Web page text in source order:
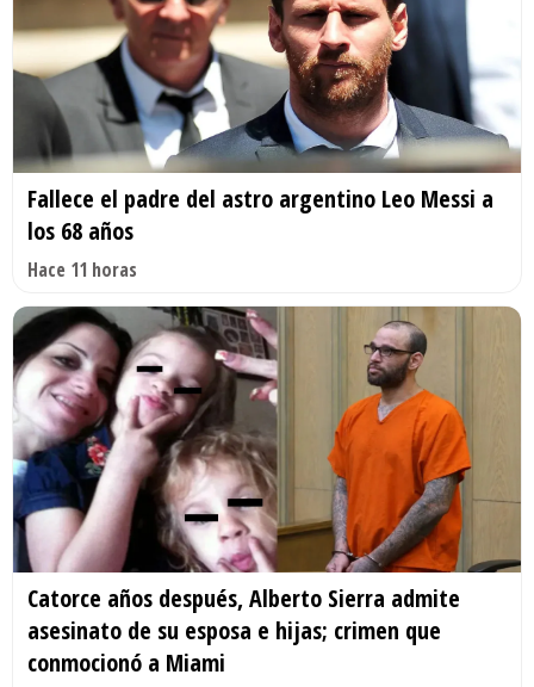
Fallece el padre del astro argentino Leo Messi a
los 68 años
Hace 11 horas
Catorce años después, Alberto Sierra admite
asesinato de su esposa e hijas; crimen que
conmocionó a Miami